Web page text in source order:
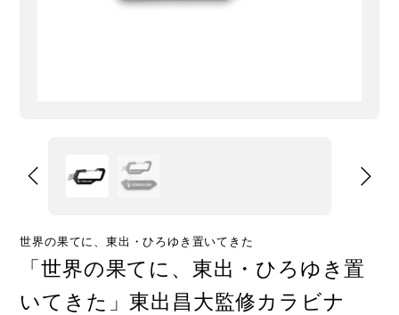
世界の果てに、東出・ひろゆき置いてきた
「世界の果てに、東出・ひろゆき置
いてきた」東出昌大監修カラビナ